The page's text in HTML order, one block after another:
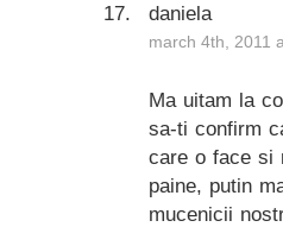
daniela
march 4th, 2011
Ma uitam la
sa-ti confirm
care o face si
paine, putin
mucenicii